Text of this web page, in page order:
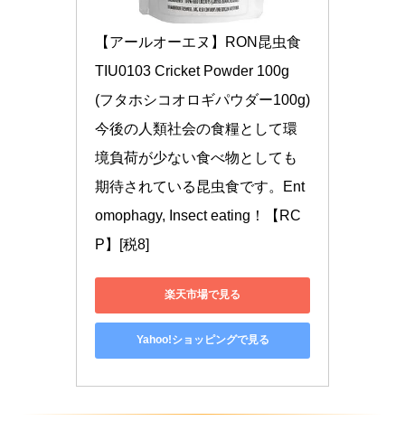
【アールオーエヌ】RON昆虫食
TIU0103 Cricket Powder 100g
(フタホシコオロギパウダー100g)
今後の人類社会の食糧として環
境負荷が少ない食べ物としても
期待されている昆虫食です。Ent
omophagy, Insect eating！【RC
P】[税8]
楽天市場で見る
Yahoo!ショッピングで見る